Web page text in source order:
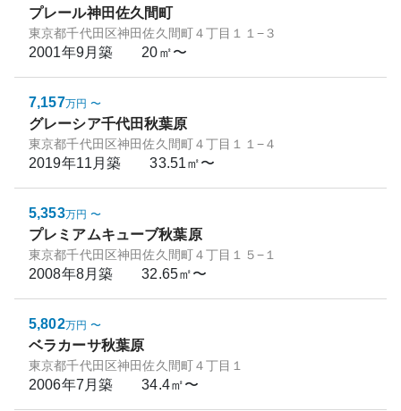
プレール神田佐久間町
東京都千代田区神田佐久間町４丁目１１−３
2001年9月築 20㎡〜
7,157万円 〜
グレーシア千代田秋葉原
東京都千代田区神田佐久間町４丁目１１−４
2019年11月築 33.51㎡〜
5,353万円 〜
プレミアムキューブ秋葉原
東京都千代田区神田佐久間町４丁目１５−１
2008年8月築 32.65㎡〜
5,802万円 〜
ベラカーサ秋葉原
東京都千代田区神田佐久間町４丁目１
2006年7月築 34.4㎡〜